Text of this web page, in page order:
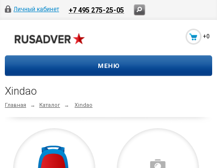
Личный кабинет +7 495 275-25-05
+0
МЕНЮ
Xindao
Главная → Каталог → Xindao